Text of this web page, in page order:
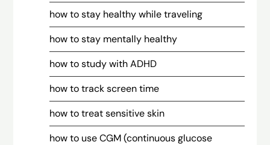
how to stay healthy while traveling
how to stay mentally healthy
how to study with ADHD
how to track screen time
how to treat sensitive skin
how to use CGM (continuous glucose